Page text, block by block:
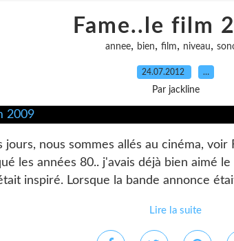
Fame..le film
annee, bien, film, niveau,
24.07.2012 …
Par jackline
jours, nous sommes allés au cinéma,
les années 80.. j'avais déjà bien aimé
inspiré. Lorsque la bande annonce
Lire la suite